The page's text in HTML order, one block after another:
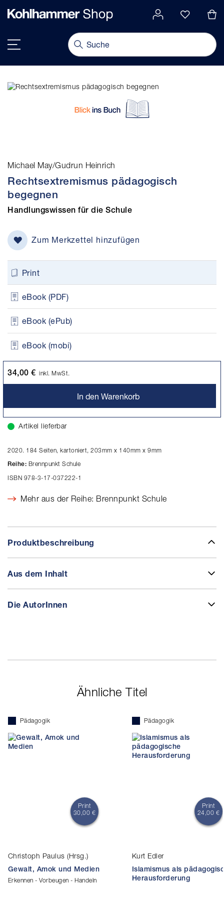
springen
Michael May/Gudrun Heinrich
Rechtsextremismus pädagogisch
begegnen
Handlungswissen für die Schule
Zum Merkzettel hinzufügen
Print
eBook (PDF)
eBook (ePub)
eBook (mobi)
34,00 € inkl. MwSt.
In den Warenkorb
Artikel lieferbar
2020. 184 Seiten, kartoniert, 203mm x 140mm x 9mm
Reihe: Brennpunkt Schule
ISBN 978-3-17-037222-1
Mehr aus der Reihe: Brennpunkt Schule
Produktbeschreibung
Aus dem Inhalt
Die AutorInnen
Ähnliche Titel
Pädagogik
Print
30,00 €
Christoph Paulus (Hrsg.)
Gewalt, Amok und Medien
Erkennen - Vorbeugen - Handeln
Pädagogik
Print
24,00 €
Kurt Edler
Islamismus als
Herausforderung